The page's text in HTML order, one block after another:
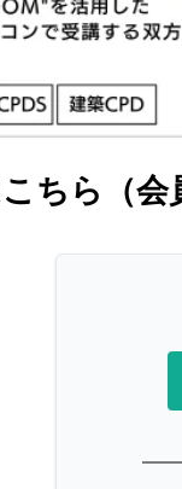
ちら（会